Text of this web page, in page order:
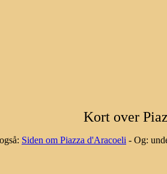
Kort over
Siden om Piazza d'Aracoeli - Og: